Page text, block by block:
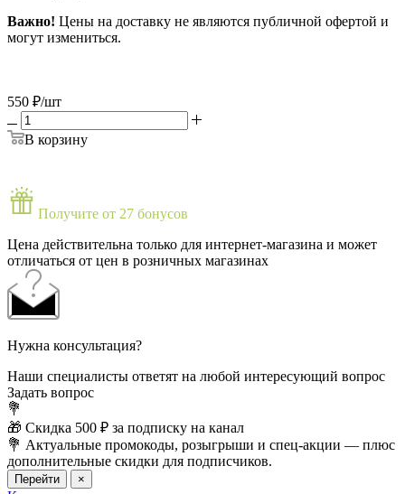
Важно! Цены на доставку не являются публичной офертой и
могут измениться.
550 ₽/шт
В корзину
Получите от 27 бонусов
Цена действительна только для интернет-магазина и может
отличаться от цен в розничных магазинах
Нужна консультация?
Наши специалисты ответят на любой интересующий вопрос
Задать вопрос
💐
🎁 Скидка 500 ₽ за подписку на канал
💐 Актуальные промокоды, розыгрыши и спец-акции — плюс
дополнительные скидки для подписчиков.
Перейти ×